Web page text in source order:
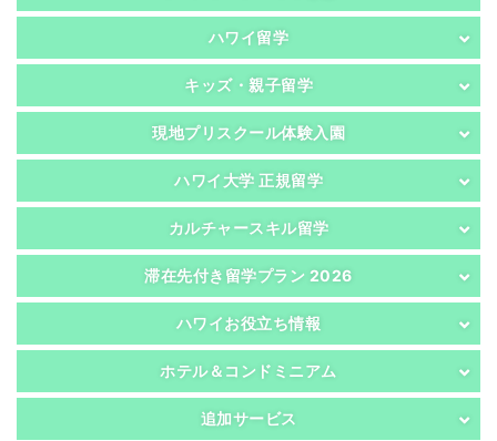
ハワイ留学
キッズ・親子留学
現地プリスクール体験入園
ハワイ大学 正規留学
カルチャースキル留学
滞在先付き留学プラン 2026
ハワイお役立ち情報
ホテル＆コンドミニアム
追加サービス